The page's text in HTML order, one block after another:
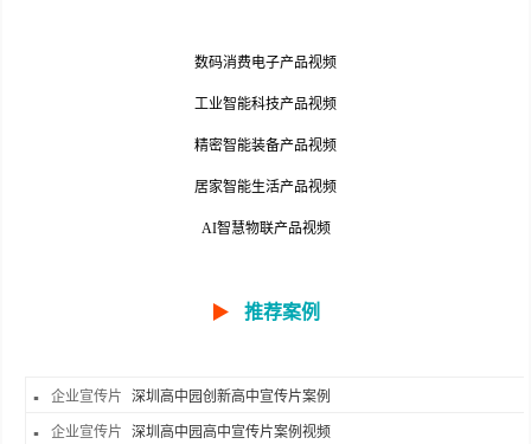
数码消费电子产品视频
工业智能科技产品视频
精密智能装备产品视频
居家智能生活产品视频
AI智慧物联产品视频
▶ 推荐案例
企业宣传片 深圳高中园创新高中宣传片案例
企业宣传片 深圳高中园高中宣传片案例视频